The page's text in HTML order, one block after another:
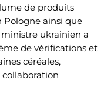
de produits
ainsi que
ukrainien a
de vérifications et
céréales,